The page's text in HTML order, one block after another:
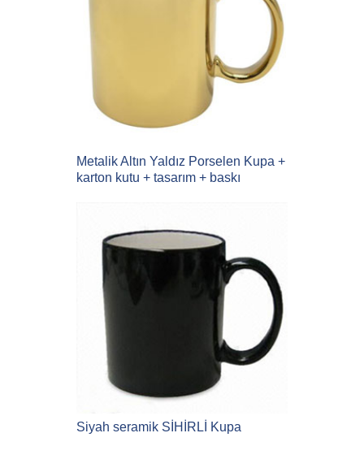
Metalik Altın Yaldız Porselen Kupa +
karton kutu + tasarım + baskı
Siyah seramik SİHİRLİ Kupa